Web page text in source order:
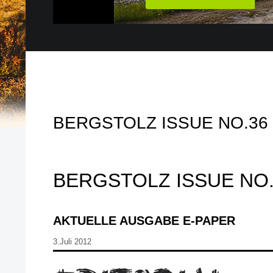
BERGSTOLZ ISSUE NO.36
BERGSTOLZ ISSUE
AKTUELLE AUSGABE E-PAPER
3.Juli 2012